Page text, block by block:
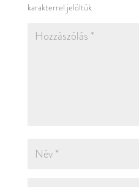
karakterrel jelöltük